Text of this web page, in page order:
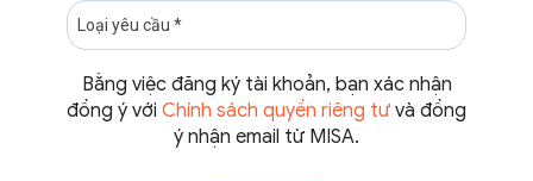
Bằng việc đăng ký tài khoản, bạn xác nhận
đồng ý với Chính sách quyền riêng tư và đồng
ý nhận email từ MISA.